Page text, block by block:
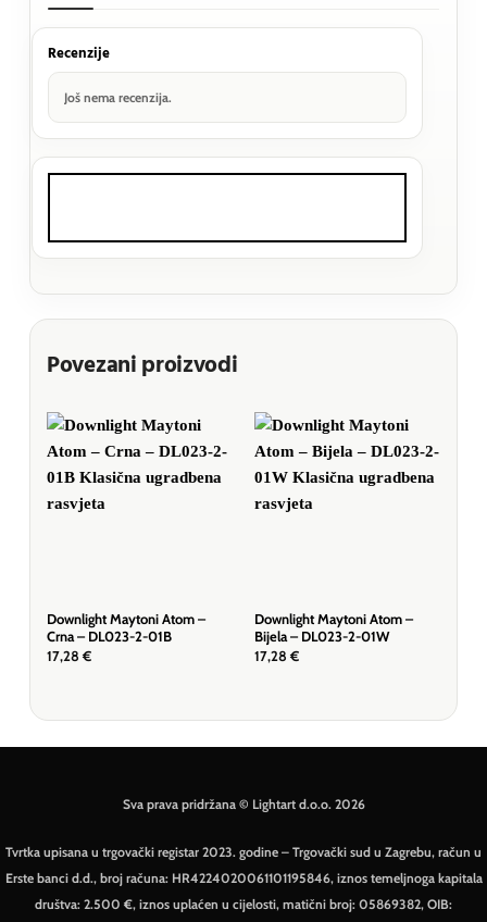
Recenzije
Još nema recenzija.
Povezani proizvodi
Downlight Maytoni Atom –
Crna – DL023-2-01B
17,28 €
Downlight Maytoni Atom –
Bijela – DL023-2-01W
17,28 €
Sva prava pridržana © Lightart d.o.o. 2026
Tvrtka upisana u trgovački registar 2023. godine – Trgovački sud u Zagrebu, račun u
Erste banci d.d., broj računa: HR4224020061101195846, iznos temeljnoga kapitala
društva: 2.500 €, iznos uplaćen u cijelosti, matični broj: 05869382, OIB: